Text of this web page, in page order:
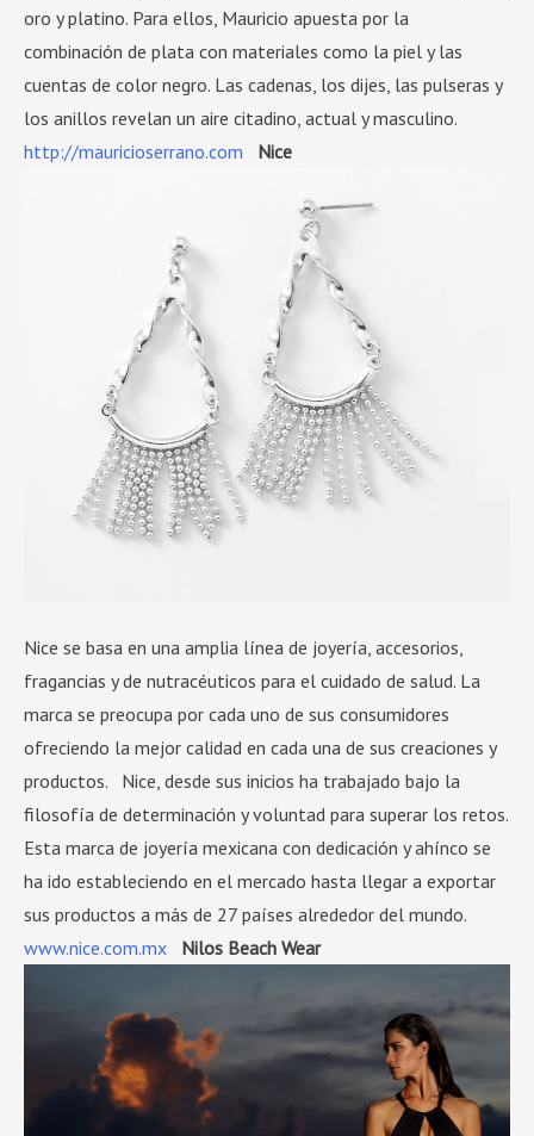
oro y platino. Para ellos, Mauricio apuesta por la
combinación de plata con materiales como la piel y las
cuentas de color negro. Las cadenas, los dijes, las pulseras y
los anillos revelan un aire citadino, actual y masculino.
http://mauricioserrano.com
Nice
Nice se basa en una amplia línea de joyería, accesorios,
fragancias y de nutracéuticos para el cuidado de salud. La
marca se preocupa por cada uno de sus consumidores
ofreciendo la mejor calidad en cada una de sus creaciones y
productos. Nice, desde sus inicios ha trabajado bajo la
filosofía de determinación y voluntad para superar los retos.
Esta marca de joyería mexicana con dedicación y ahínco se
ha ido estableciendo en el mercado hasta llegar a exportar
sus productos a más de 27 países alrededor del mundo.
www.nice.com.mx
Nilos Beach Wear